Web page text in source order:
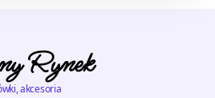
Rynek
akcesoria